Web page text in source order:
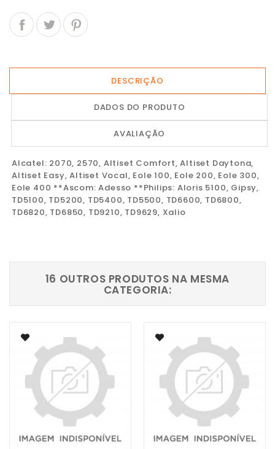
DESCRIÇÃO
DADOS DO PRODUTO
AVALIAÇÃO
Alcatel: 2070, 2570, Altiset Comfort, Altiset Daytona,
Altiset Easy, Altiset Vocal, Eole 100, Eole 200, Eole 300,
Eole 400 **Ascom: Adesso **Philips: Aloris 5100, Gipsy,
TD5100, TD5200, TD5400, TD5500, TD6600, TD6800,
TD6820, TD6850, TD9210, TD9629, Xalio
16 OUTROS PRODUTOS NA MESMA
CATEGORIA: